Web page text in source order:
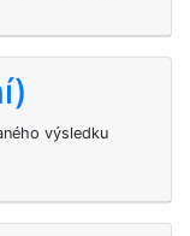
výsledku